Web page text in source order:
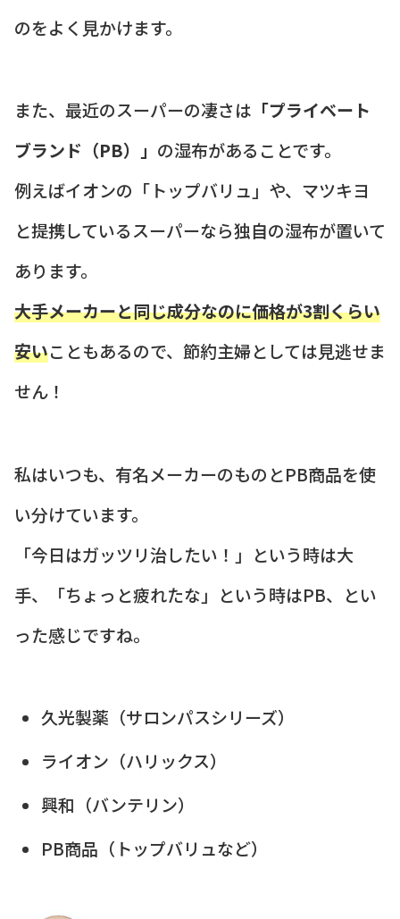
のをよく見かけます。
また、最近のスーパーの凄さは 「プライベート
ブランド（PB）」 の湿布があることです。
例えばイオンの「トップバリュ」や、マツキヨ
と提携しているスーパーなら独自の湿布が置いて
あります。
大手メーカーと同じ成分なのに価格が3割くらい
安いこともあるので、節約主婦としては見逃せま
せん！
私はいつも、有名メーカーのものとPB商品を使
い分けています。
「今日はガッツリ治したい！」という時は大
手、「ちょっと疲れたな」という時はPB、とい
った感じですね。
久光製薬（サロンパスシリーズ）
ライオン（ハリックス）
興和（バンテリン）
PB商品（トップバリュなど）